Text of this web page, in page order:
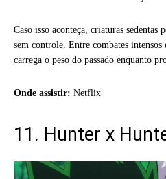
Caso isso aconteça, criaturas sedentas
sem controle. Entre combates intensos
carrega o peso do passado enquanto
Onde assistir: Netflix
11. Hunter x